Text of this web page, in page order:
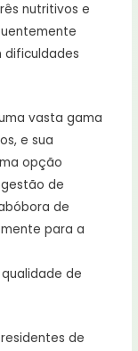
nutritivos e
dificuldades
vasta gama
e sua
opção
de
de
para a
de
de